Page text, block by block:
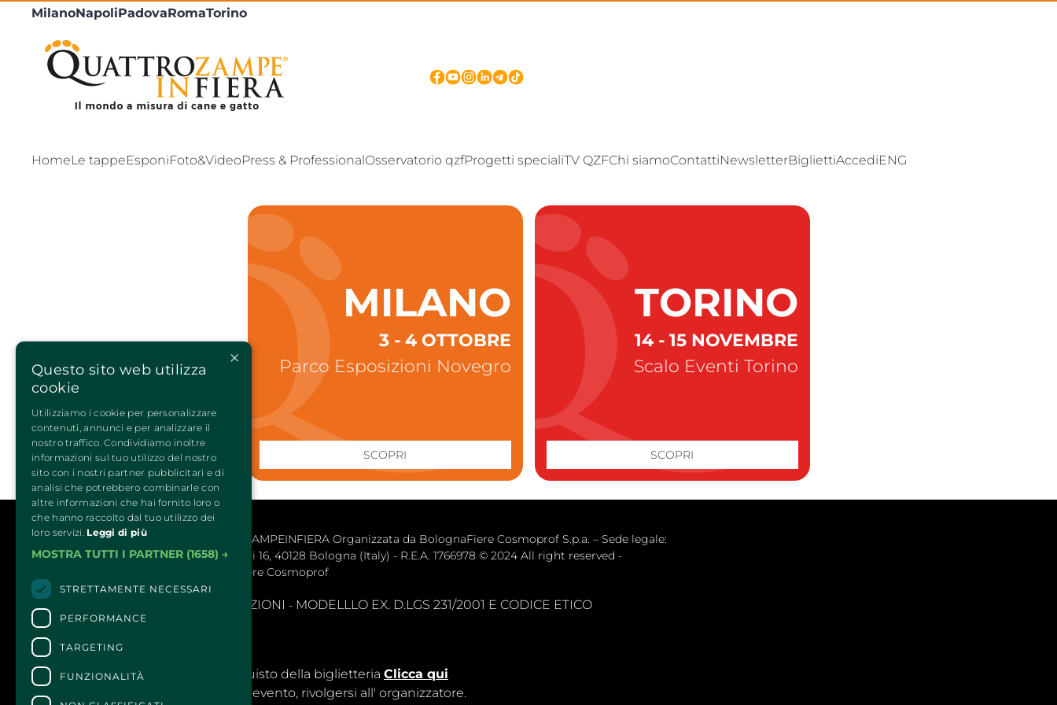
MilanoNapoliPadovaRomaTorino
HomeLe tappeEsponiFoto&VideoPress & ProfessionalOsservatorio qzfProgetti specialiTV QZFChi siamoContattiNewsletterBigliettiAccediENG
MILANO
3 - 4 OTTOBRE
Parco Esposizioni Novegro
SCOPRI
TORINO
14 - 15 NOVEMBRE
Scalo Eventi Torino
SCOPRI
QUATTROZAMPEINFIERA Organizzata da BolognaFiere Cosmoprof S.p.a. – Sede legale:
Via Maserati 16, 40128 Bologna (Italy) - R.E.A. 1766978 © 2024 All right reserved -
BolognaFiere Cosmoprof
SEGNALAZIONI - MODELLLO EX. D.LGS 231/2001 E CODICE ETICO
CONTATTI
Per informazioni e supporto all'acquisto della biglietteria Clicca qui
Per informazioni sul programma e l'evento, rivolgersi all' organizzatore.
×
Questo sito web utilizza
cookie
Utilizziamo i cookie per personalizzare
contenuti, annunci e per analizzare il
nostro traffico. Condividiamo inoltre
informazioni sul tuo utilizzo del nostro
sito con i nostri partner pubblicitari e di
analisi che potrebbero combinarle con
altre informazioni che hai fornito loro o
che hanno raccolto dal tuo utilizzo dei
loro servizi. Leggi di più
MOSTRA TUTTI I PARTNER (1658) →
STRETTAMENTE NECESSARI
PERFORMANCE
TARGETING
FUNZIONALITÀ